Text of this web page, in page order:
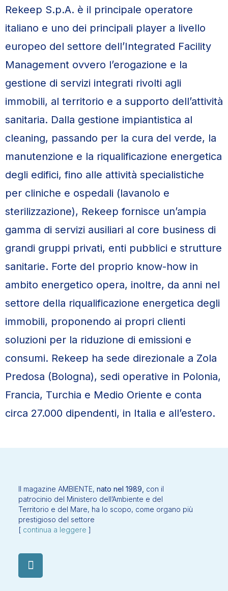
Rekeep S.p.A. è il principale operatore
italiano e uno dei principali player a livello
europeo del settore dell’Integrated Facility
Management ovvero l’erogazione e la
gestione di servizi integrati rivolti agli
immobili, al territorio e a supporto dell’attività
sanitaria. Dalla gestione impiantistica al
cleaning, passando per la cura del verde, la
manutenzione e la riqualificazione energetica
degli edifici, fino alle attività specialistiche
per cliniche e ospedali (lavanolo e
sterilizzazione), Rekeep fornisce un’ampia
gamma di servizi ausiliari al core business di
grandi gruppi privati, enti pubblici e strutture
sanitarie. Forte del proprio know-how in
ambito energetico opera, inoltre, da anni nel
settore della riqualificazione energetica degli
immobili, proponendo ai propri clienti
soluzioni per la riduzione di emissioni e
consumi. Rekeep ha sede direzionale a Zola
Predosa (Bologna), sedi operative in Polonia,
Francia, Turchia e Medio Oriente e conta
circa 27.000 dipendenti, in Italia e all’estero.
Il magazine AMBIENTE, nato nel 1989, con il
patrocinio del Ministero dell’Ambiente e del
Territorio e del Mare, ha lo scopo, come organo più
prestigioso del settore
[ continua a leggere ]